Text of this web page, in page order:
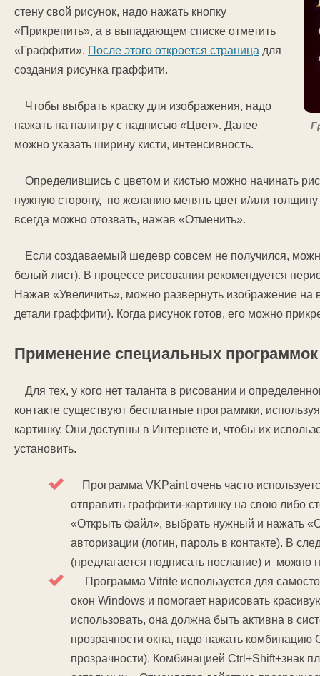
стену свой рисунок, надо нажать кнопку
«Прикрепить», а в выпадающем списке отметить
«Граффити». После этого откроется страница для
создания рисунка граффити.
Чтобы выбрать краску для изображения, надо
нажать на палитру с надписью «Цвет». Далее
можно указать ширину кисти, интенсивность.
Определившись с цветом и кистью можно начинать
нужную сторону, по желанию менять цвет и/или
всегда можно отозвать, нажав «Отменить».
Если создаваемый шедевр совсем не получился,
белый лист). В процессе рисования рекомендуется
Нажав «Увеличить», можно развернуть изображение на
детали граффити). Когда рисунок готов, его можно
Применение специальных программок
Для тех, у кого нет таланта в рисовании и
контакте существуют бесплатные программки,
картинку. Они доступны в Интернете и, чтобы их
установить.
Программа VKPaint очень часто
отправить граффити-картинку на свою либо
«Открыть файл», выбрать нужный и нажать
авторизации (логин, пароль в контакте). В
(предлагается подписать послание) и можно
Программа Vitrite используется для
окон Windows и помогает нарисовать
использовать, она должна быть активна в
прозрачности окна, надо нажать комбинацию
прозрачности). Комбинацией Ctrl+Shift+знак